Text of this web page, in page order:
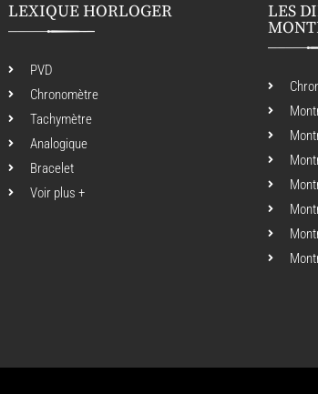
LEXIQUE HORLOGER
PVD
Chronomètre
Tachymètre
Analogique
Bracelet
Voir plus +
LES